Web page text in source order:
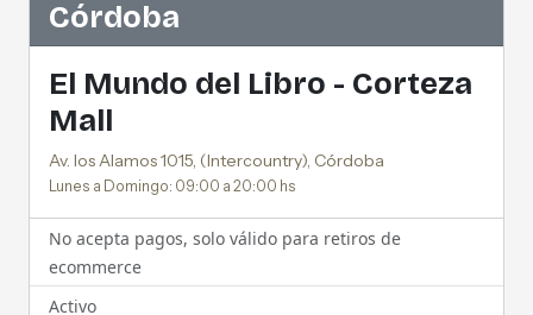
Córdoba
El Mundo del Libro - Corteza
Mall
Av. los Alamos 1015, (Intercountry), Córdoba
Lunes a Domingo: 09:00 a 20:00 hs
No acepta pagos, solo válido para retiros de
ecommerce
Activo